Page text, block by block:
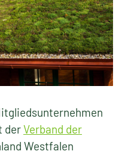
derVerband der
Westfalen